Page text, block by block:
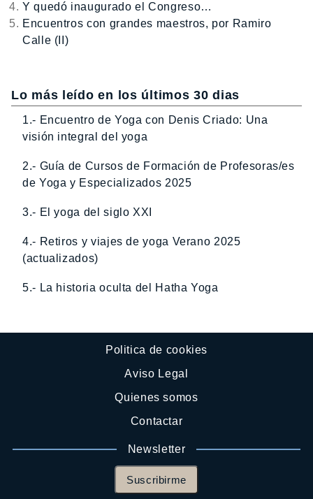
Y quedó inaugurado el Congreso…
Encuentros con grandes maestros, por Ramiro
Calle (II)
Lo más leído en los últimos 30 dias
1.- Encuentro de Yoga con Denis Criado: Una
visión integral del yoga
2.- Guía de Cursos de Formación de Profesoras/es
de Yoga y Especializados 2025
3.- El yoga del siglo XXI
4.- Retiros y viajes de yoga Verano 2025
(actualizados)
5.- La historia oculta del Hatha Yoga
Politica de cookies
Aviso Legal
Quienes somos
Contactar
Newsletter
Suscribirme